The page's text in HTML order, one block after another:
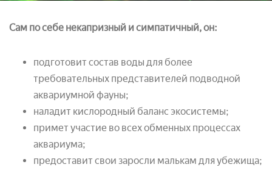
Сам по себе некапризный и симпатичный, он:
подготовит состав воды для более
требовательных представителей подводной
аквариумной фауны;
наладит кислородный баланс экосистемы;
примет участие во всех обменных процессах
аквариума;
предоставит свои заросли малькам для убежища;